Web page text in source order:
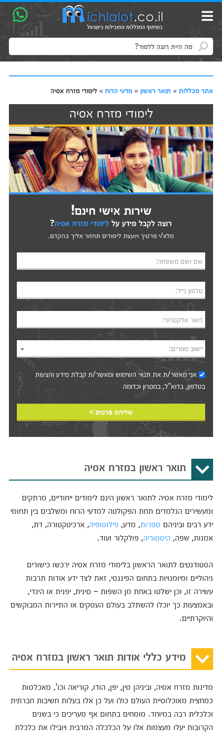
אתר מכללות» תואר ראשון» מדעי הרוח» לימודי מזרח אסיה
לימודי מזרח אסיה
שירות אישי חינם!
רוצה לקבל מידע על לימודי מזרח אסיה?
מלא/י פרטיך ויועצת לימודים תחזור אליך בהקדם.
שם ושם משפחה:
טלפון נייד:
דואר אלקטרוני:
יישוב מגורים:
אני מאשר/ת אתתנאי השימושומאשר/ת קבלת מידע והצעות
בטלפון, בדוא"ל, במסרון וכדומה‎‎
שליחת פרטים >
תואר ראשון במזרח אסיה
לימודי מזרח אסיה לתואר ראשון הינם לימודים ייחודיים, מרתקים
ומעשירים הנלמדים תחת הפקולטה למדעי הרוח ומשלבים בין תחומי
ידע רבים וביניהם ספרות, מדע, פילוסופיה, ארכיטקטורה, דת,
אמנות, שפה, היסטוריה, פולקלור ועוד.
הסטודנטים לתואר הראשון בלימודי מזרח אסיה ירכשו כישורים
ניהוליים ומיומנויות בתחום הפיננסי, זאת לצד ידע אודות תרבות
עשירה זו, וכן ישלטו באחת מן השפות – סינית, יפנית או הינדי,
ובאמצעות כך יוכלו להשתלב בעולם העסקים או התיירות המבוקשים
והיוקרתיים.
מידע כללי אודות תואר ראשון במזרח אסיה
מדינות מזרח אסיה, וביניהן סין, יפן, הודו, קוריאה וכו', מאכלסות
כמחצית מאוכלוסיית העולם כולו ועל כן אלו בעלות חשיבות חברתית
וכלכלית רבה במיוחד. מומחים בתחום אף מעריכים כי בשנים
הקרובות יעלו מעצמות אלו על הכלכלה המרבית ויובילו את כלכלת